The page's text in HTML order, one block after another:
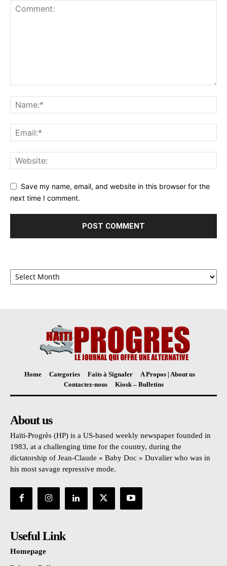
Save my name, email, and website in this browser for the
next time I comment.
Archives
Home Categories Faits à Signaler
A Propos | About us
Contactez-nous
Kiosk – Bulletins
About us
Haïti-Progrès (HP) is a US-based weekly newspaper founded in
1983, at a challenging time for the country, during the
dictatorship of Jean-Claude « Baby Doc » Duvalier who was in
his most savage repressive mode.
Useful Link
Homepage